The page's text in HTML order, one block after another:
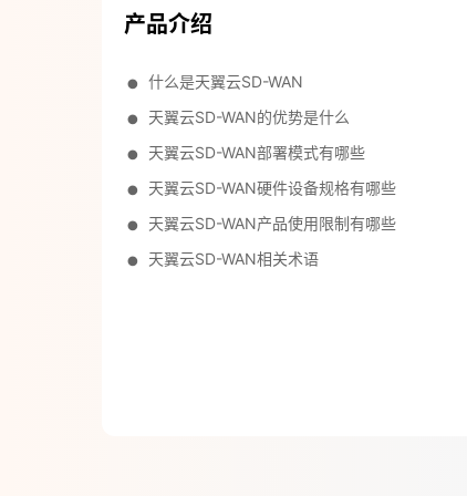
产品介绍
什么是天翼云SD-WAN
天翼云SD-WAN的优势是什么
天翼云SD-WAN部署模式有哪些
天翼云SD-WAN硬件设备规格有哪些
天翼云SD-WAN产品使用限制有哪些
天翼云SD-WAN相关术语